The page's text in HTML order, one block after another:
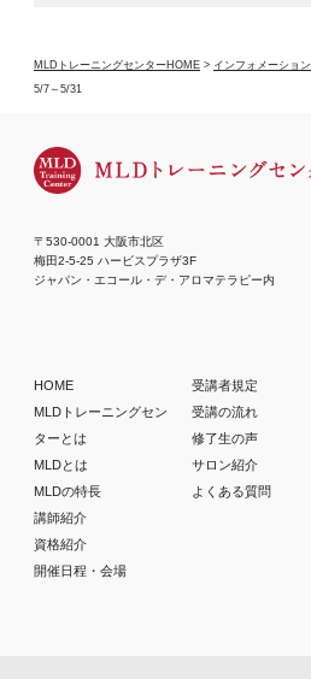
MLDトレーニングセンターHOME > インフォメーション
5/7～5/31
〒530-0001 大阪市北区
梅田2-5-25 ハービスプラザ3F
ジャパン・エコール・デ・アロマテラピー内
HOME
MLDトレーニングセン
ターとは
MLDとは
MLDの特長
講師紹介
資格紹介
開催日程・会場
受講者規定
受講の流れ
修了生の声
サロン紹介
よくある質問